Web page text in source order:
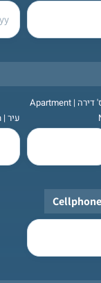
מס' דירה | Apartment
עיר | Town